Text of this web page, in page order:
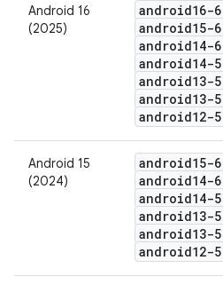
Android 16
(2025)
android16-6
android15-6
android14-6
android14-5
android13-5
android13-5
android12-5
Android 15
(2024)
android15-6
android14-6
android14-5
android13-5
android13-5
android12-5